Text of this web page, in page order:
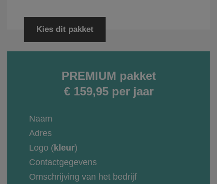
Kies dit pakket
PREMIUM pakket
€ 159,95 per jaar
Naam
Adres
Logo ( kleur)
Contactgegevens
Omschrijving van het bedrijf